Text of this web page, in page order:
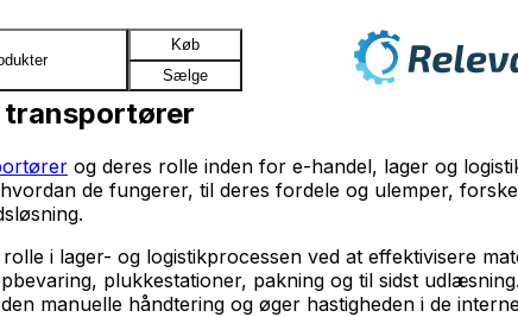
Køb
Sælge
transportører
og deres rolle inden for e-handel, lager og
de fungerer, til deres fordele og ulemper,
i lager- og logistikprocessen ved at effektivisere
plukkestationer, pakning og til sidst udlæsning.
manuelle håndtering og øger hastigheden i de